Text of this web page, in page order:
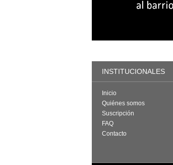
INSTITUCIONALES
Inicio
Quiénes somos
Suscripción
FAQ
Contacto